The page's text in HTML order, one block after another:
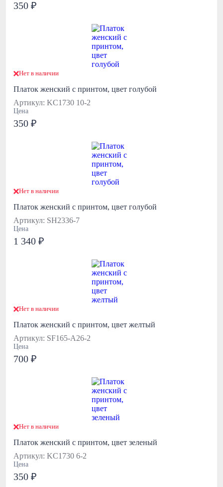
350 ₽
Нет в наличии
Платок женский с принтом, цвет голубой
Артикул: KC1730 10-2
Цена
350 ₽
Нет в наличии
Платок женский с принтом, цвет голубой
Артикул: SH2336-7
Цена
1 340 ₽
Нет в наличии
Платок женский с принтом, цвет желтый
Артикул: SF165-А26-2
Цена
700 ₽
Нет в наличии
Платок женский с принтом, цвет зеленый
Артикул: KC1730 6-2
Цена
350 ₽